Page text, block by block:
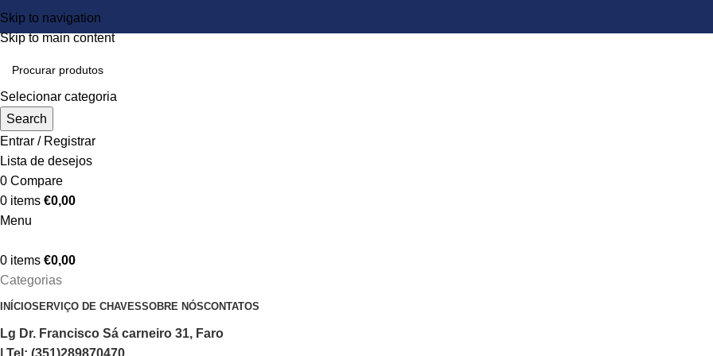
Skip to navigation
Skip to main content
Selecionar categoria
Search
Entrar / Registrar
Lista de desejos
0 Compare
0 items €0,00
Menu
0 items €0,00
Categorias
INÍCIOSERVIÇO DE CHAVESSOBRE NÓSCONTATOS
Lg Dr. Francisco Sá carneiro 31, Faro
| Tel: (351)289870470